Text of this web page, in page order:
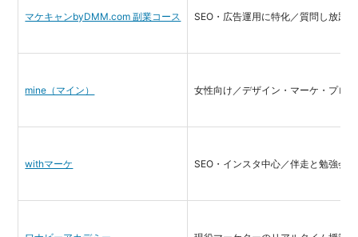
マケキャンbyDMM.com 副業コース SEO・広告運用に特化／質問し放題
mine（マイン） 女性向け／デザイン・マーケ・プロ
withマーケ SEO・インスタ中心／伴走と勉強会